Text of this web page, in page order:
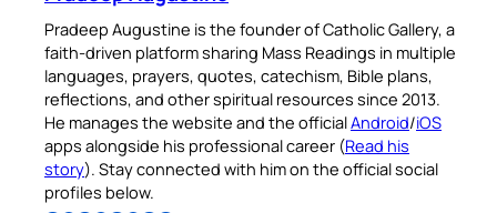
Pradeep Augustine is the founder of Catholic Gallery, a
faith-driven platform sharing Mass Readings in multiple
languages, prayers, quotes, catechism, Bible plans,
reflections, and other spiritual resources since 2013.
He manages the website and the officialAndroid/iOS
apps alongside his professional career (Read his
story). Stay connected with him on the official social
profiles below.